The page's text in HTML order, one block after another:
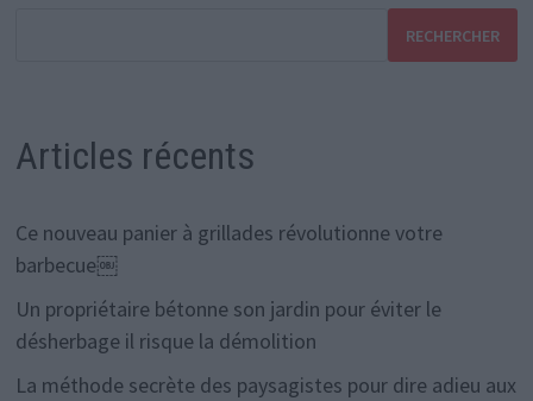
RECHERCHER
Articles récents
Ce nouveau panier à grillades révolutionne votre
barbecue￼
Un propriétaire bétonne son jardin pour éviter le
désherbage il risque la démolition
La méthode secrète des paysagistes pour dire adieu aux